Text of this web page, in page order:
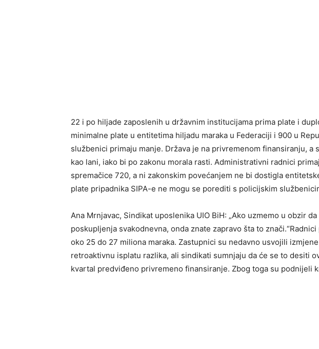
22 i po hiljade zaposlenih u državnim institucijama prima plate i
minimalne plate u entitetima hiljadu maraka u Federaciji i 900 u
službenici primaju manje. Država je na privremenom finansiranju, a
kao lani, iako bi po zakonu morala rasti. Administrativni radnici
spremačice 720, a ni zakonskim povećanjem ne bi dostigla
plate pripadnika SIPA-e ne mogu se porediti s policijskim
Ana Mrnjavac, Sindikat uposlenika UIO BiH: „Ako uzmemo u obzir
poskupljenja svakodnevna, onda znate zapravo šta to
oko 25 do 27 miliona maraka. Zastupnici su nedavno usvojili
retroaktivnu isplatu razlika, ali sindikati sumnjaju da će se to desiti
kvartal predviđeno privremeno finansiranje. Zbog toga su podnijeli